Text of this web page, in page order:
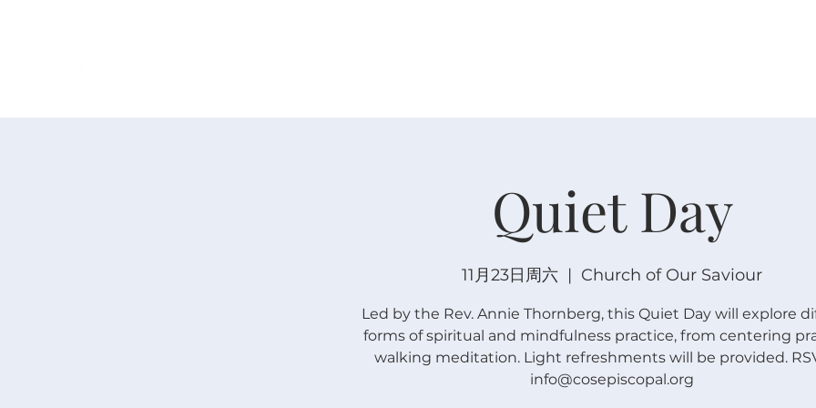
Quiet Day
11月23日周六
  |
Church of Our Saviour
Led by the Rev. Annie Thornberg, this Quiet Day will explore
forms of spiritual and mindfulness practice, from centering
walking meditation. Light refreshments will be provided.
info@cosepiscopal.org